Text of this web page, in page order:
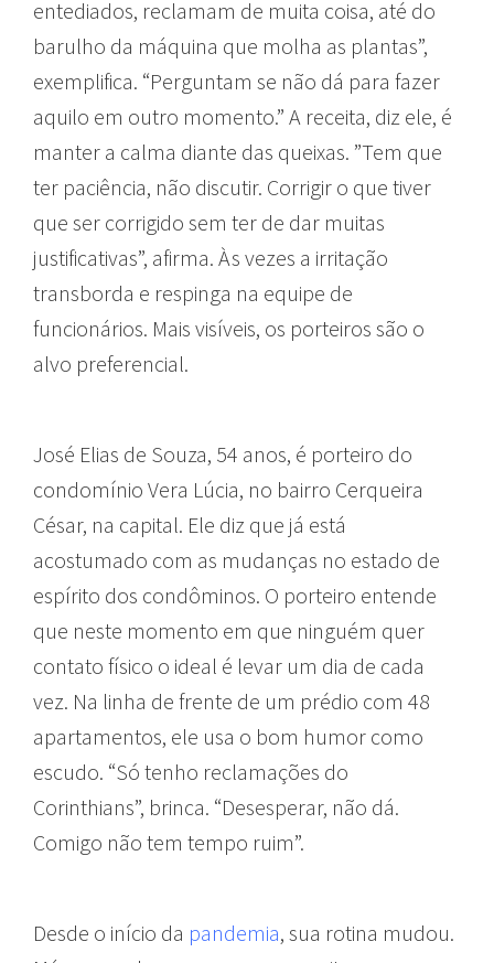
entediados, reclamam de muita coisa, até do
barulho da máquina que molha as plantas”,
exemplifica. “Perguntam se não dá para fazer
aquilo em outro momento.” A receita, diz ele, é
manter a calma diante das queixas. ”Tem que
ter paciência, não discutir. Corrigir o que tiver
que ser corrigido sem ter de dar muitas
justificativas”, afirma. Às vezes a irritação
transborda e respinga na equipe de
funcionários. Mais visíveis, os porteiros são o
alvo preferencial.
José Elias de Souza, 54 anos, é porteiro do
condomínio Vera Lúcia, no bairro Cerqueira
César, na capital. Ele diz que já está
acostumado com as mudanças no estado de
espírito dos condôminos. O porteiro entende
que neste momento em que ninguém quer
contato físico o ideal é levar um dia de cada
vez. Na linha de frente de um prédio com 48
apartamentos, ele usa o bom humor como
escudo. “Só tenho reclamações do
Corinthians”, brinca. “Desesperar, não dá.
Comigo não tem tempo ruim”.
Desde o início da pandemia, sua rotina mudou.